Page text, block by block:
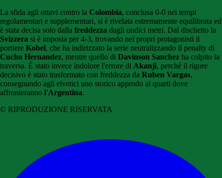
La sfida agli ottavi contro la Colombia, conclusa 0-0 nei tempi
regolamentari e supplementari, si è rivelata estremamente equilibrata ed
è stata decisa solo dalla freddezza dagli undici metri. Dal dischetto la
Svizzera si è imposta per 4-3, trovando nei propri protagonisti il
portiere Kobel, che ha indirizzato la serie neutralizzando il penalty di
Cucho Hernandez, mentre quello di Davinson Sanchez ha colpito la
traversa. È stato invece indolore l'errore di Akanji, perché il rigore
decisivo è stato trasformato con freddezza da Ruben Vargas,
consegnando agli elvetici uno storico approdo ai quarti dove
affronteranno l'Argentina.
© RIPRODUZIONE RISERVATA